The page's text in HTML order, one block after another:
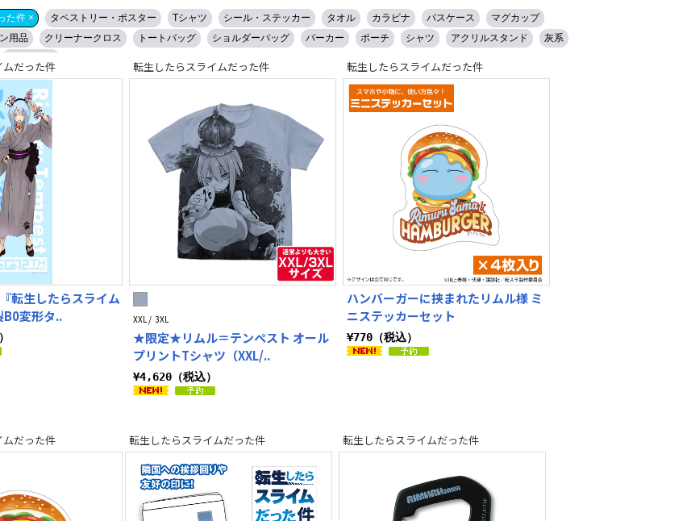
た件 × タペストリー・ポスター Tシャツ シール・ステッカー タオル カラビナ パスケース
マグカップ
用品
クリーナークロス トートバッグ ショルダーバッグ パーカー ポーチ シャツ アクリルスタンド
灰系
だった件
転生したらスライム
B0変形タ..
転生したらスライムだった件
XXL / 3XL
★限定★リムル＝テンペスト オール
プリントTシャツ（XXL/..
¥4,620（税込）
転生したらスライムだった件
ハンバーガーに挟まれたリムル様 ミ
ニステッカーセット
¥770（税込）
だった件 転生したらスライムだった件 転生したらスライムだった件